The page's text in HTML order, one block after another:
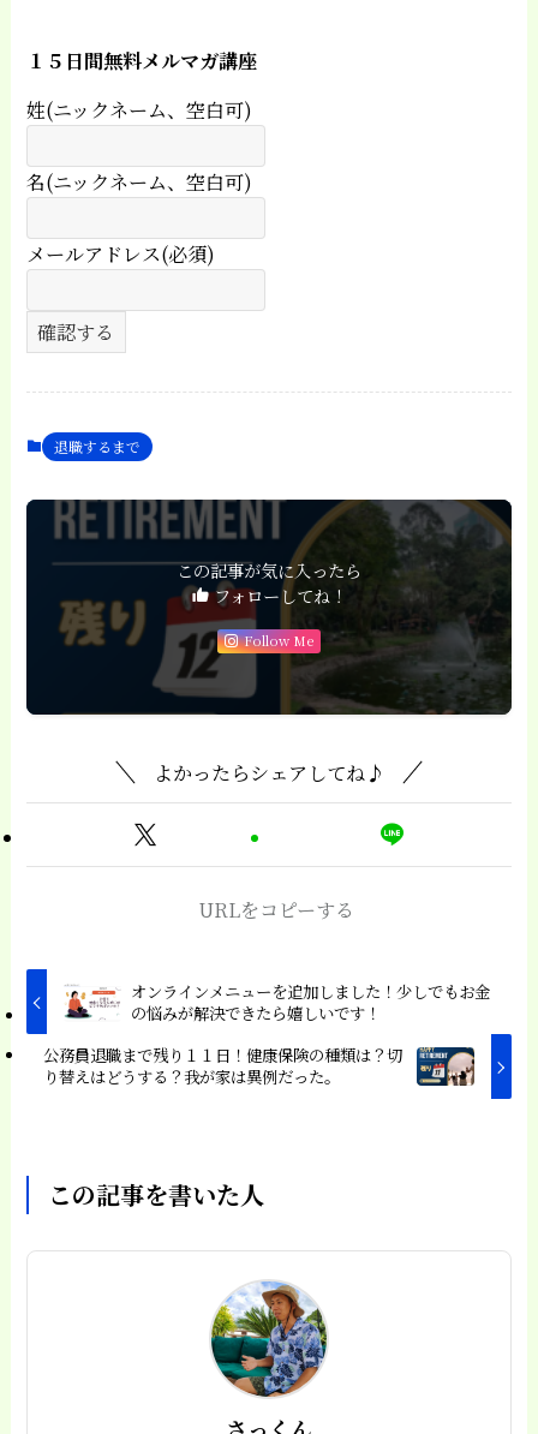
１５日間無料メルマガ講座
姓(ニックネーム、空白可)
名(ニックネーム、空白可)
メールアドレス(必須)
退職するまで
この記事が気に入ったら
フォローしてね！
Follow Me
よかったらシェアしてね♪
URLをコピーする
オンラインメニューを追加しました！少しでもお金
の悩みが解決できたら嬉しいです！
公務員退職まで残り１１日！健康保険の種類は？切
り替えはどうする？我が家は異例だった。
この記事を書いた人